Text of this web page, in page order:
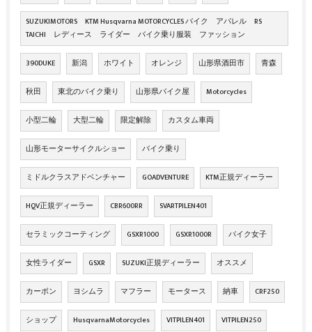
SUZUKIMOTORS KTM Husqvarna MOTORCYCLES バイク アパレル RS
TAICHI レディース ライダー バイク乗り服装 ファッション
390DUKE 新潟 ホワイト オレンジ 山形県酒田市 青森
秋田 東北のバイク乗り 山形県バイク屋 Motorcycles
小型二輪 大型二輪 限定解除 カスタム車両
山形モーターサイクルショー バイク乗り
ミドルクラスアドベンチャー GOADVENTURE KTM正規ディーラー
HQV正規ディーラー CBR600RR SVARTPILEN401
セラミックコーティング GSXR1000 GSXR1000R バイク女子
女性ライダー GSXR SUZUKI正規ディーラー オススメ
カーボン ヨシムラ マフラー モータース 納車 CRF250
ショップ HusqvarnaMotorcycles VITPILEN401 VITPILEN250